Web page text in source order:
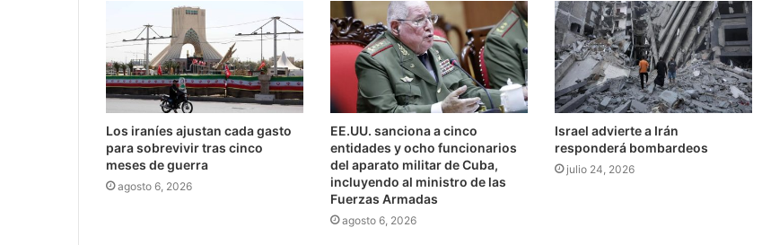
Los iraníes ajustan cada gasto
para sobrevivir tras cinco
meses de guerra
agosto 6, 2026
EE.UU. sanciona a cinco
entidades y ocho funcionarios
del aparato militar de Cuba,
incluyendo al ministro de las
Fuerzas Armadas
agosto 6, 2026
Israel advierte a Irán
responderá bombardeos
julio 24, 2026